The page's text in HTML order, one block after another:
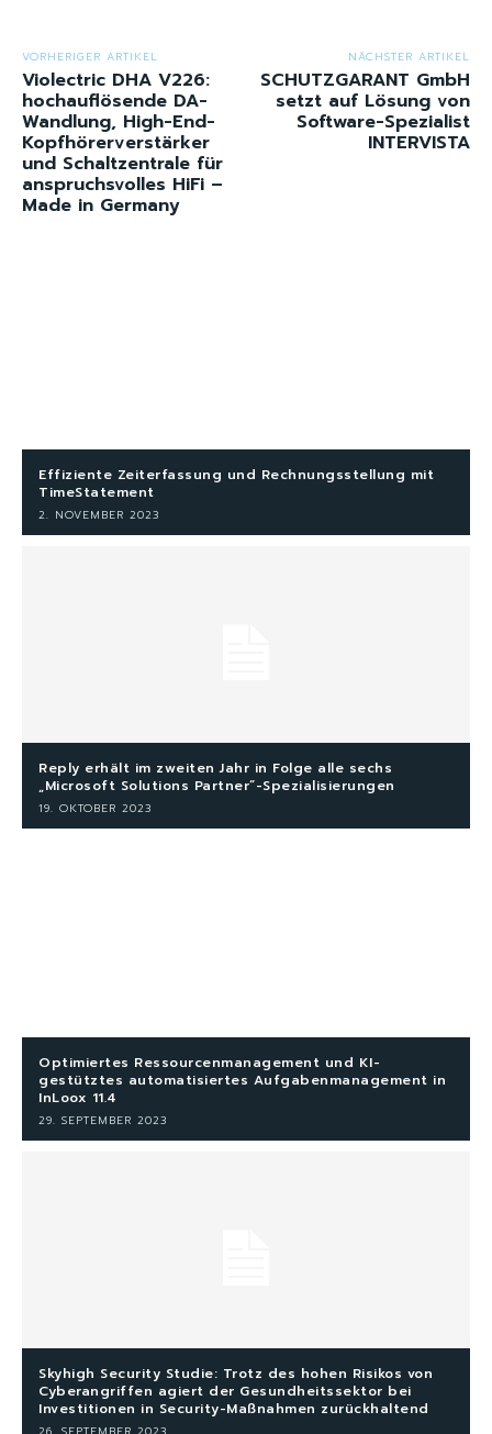
VORHERIGER ARTIKEL
Violectric DHA V226:
hochauflösende DA-
Wandlung, High-End-
Kopfhörerverstärker
und Schaltzentrale für
anspruchsvolles HiFi –
Made in Germany
NÄCHSTER ARTIKEL
SCHUTZGARANT GmbH
setzt auf Lösung von
Software-Spezialist
INTERVISTA
Effiziente Zeiterfassung und Rechnungsstellung mit
TimeStatement
2. NOVEMBER 2023
Reply erhält im zweiten Jahr in Folge alle sechs
„Microsoft Solutions Partner“-Spezialisierungen
19. OKTOBER 2023
Optimiertes Ressourcenmanagement und KI-
gestütztes automatisiertes Aufgabenmanagement in
InLoox 11.4
29. SEPTEMBER 2023
Skyhigh Security Studie: Trotz des hohen Risikos von
Cyberangriffen agiert der Gesundheitssektor bei
Investitionen in Security-Maßnahmen zurückhaltend